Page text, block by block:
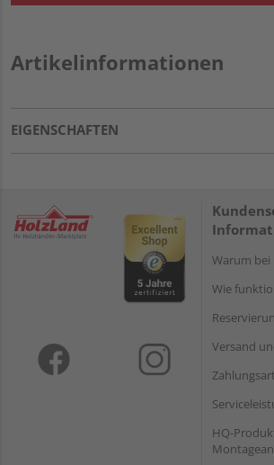
Artikelinformationen
EIGENSCHAFTEN
Warum bei
Wie
Versand
HQ-